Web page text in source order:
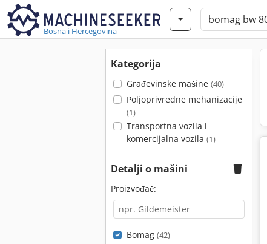
Bosna i Hercegovina
Kategorija
Građevinske mašine (40)
Poljoprivredne mehanizacije
(1)
Transportna vozila i
komercijalna vozila (1)
Detalji o mašini
Proizvođač:
Bomag (42)